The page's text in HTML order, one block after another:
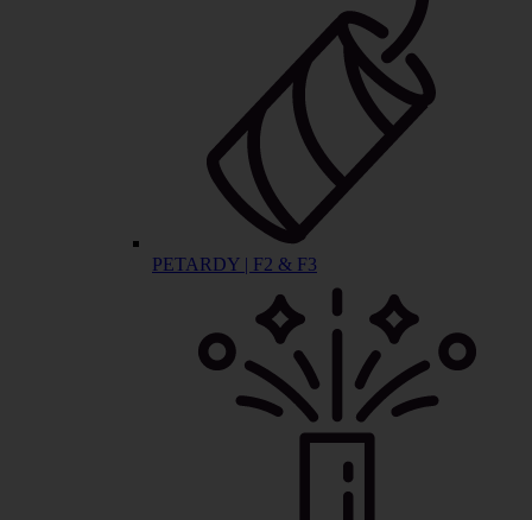
PETARDY | F2 & F3